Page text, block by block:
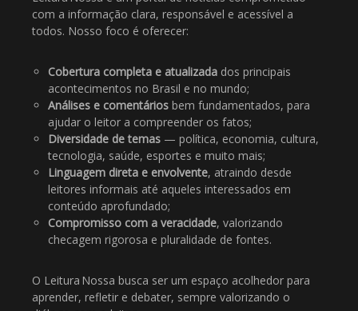
com a informação clara, responsável e acessível a
todos. Nosso foco é oferecer:
Cobertura completa e atualizada dos principais
acontecimentos no Brasil e no mundo;
Análises e comentários bem fundamentados, para
ajudar o leitor a compreender os fatos;
Diversidade de temas — política, economia, cultura,
tecnologia, saúde, esportes e muito mais;
Linguagem direta e envolvente, atraindo desde
leitores informais até aqueles interessados em
conteúdo aprofundado;
Compromisso com a veracidade, valorizando
checagem rigorosa e pluralidade de fontes.
O Leitura Nossa busca ser um espaço acolhedor para
aprender, refletir e debater, sempre valorizando o